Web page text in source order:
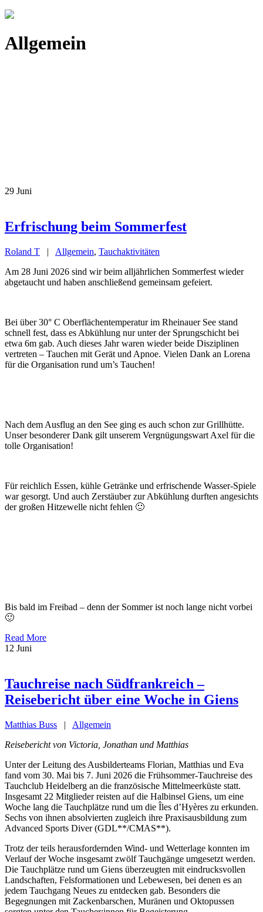
Allgemein
29 Juni
Erfrischung beim Sommerfest
Roland T | Allgemein, Tauchaktivitäten
Am 28 Juni 2026 sind wir beim alljährlichen Sommerfest wieder
abgetaucht und haben anschließend gemeinsam gefeiert.
Bei über 30° C Oberflächentemperatur im Rheinauer See stand
schnell fest, dass es Abkühlung nur unter der Sprungschicht bei
etwa 6m gab. Auch dieses Jahr waren wieder beide Disziplinen
vertreten – Tauchen mit Gerät und Apnoe. Vielen Dank an Lorena
für die Organisation rund um’s Tauchen!
Nach dem Ausflug an den See ging es auch schon zur Grillhütte.
Unser besonderer Dank gilt unserem Vergnügungswart Axel für die
tolle Organisation!
Für reichlich Essen, kühle Getränke und erfrischende Wasser-Spiele
war gesorgt. Und auch Zerstäuber zur Abkühlung durften angesichts
der großen Hitzewelle nicht fehlen 🙂
Bis bald im Freibad – denn der Sommer ist noch lange nicht vorbei
🙂
Read More
12 Juni
Tauchreise nach Südfrankreich –
Reisebericht über eine Woche in Giens
Matthias Buss | Allgemein
Reisebericht von Victoria, Jonathan und Matthias
Unter der Leitung des Ausbilderteams Florian, Matthias und Eva
fand vom 30. Mai bis 7. Juni 2026 die Frühsommer-Tauchreise des
Tauchclub Heidelberg an die französische Mittelmeerküste statt.
Insgesamt 22 Mitglieder reisten auf die Halbinsel Giens, um eine
Woche lang die Tauchplätze rund um die Îles d’Hyères zu erkunden.
Sechs von ihnen absolvierten zugleich ihre Praxisausbildung zum
Advanced Sports Diver (GDL**/CMAS**).
Trotz der teils herausfordernden Wind- und Wetterlage konnten im
Verlauf der Woche insgesamt zwölf Tauchgänge umgesetzt werden.
Die Tauchplätze rund um Giens überzeugten mit eindrucksvollen
Landschaften, Felsformationen und Lebewesen, bei denen es an
jedem Tauchgang Neues zu entdecken gab. Besonders die
Begegnungen mit Zackenbarschen, Muränen und Oktopussen